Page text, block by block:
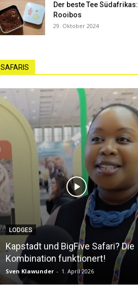
Der beste Tee Südafrikas:
Rooibos
29. Oktober 2024
SAFARIS
LODGES
Kapstadt und BigFive Safari? Die
Kombination funktionert!
Sven Klawunder - 1. April 2026